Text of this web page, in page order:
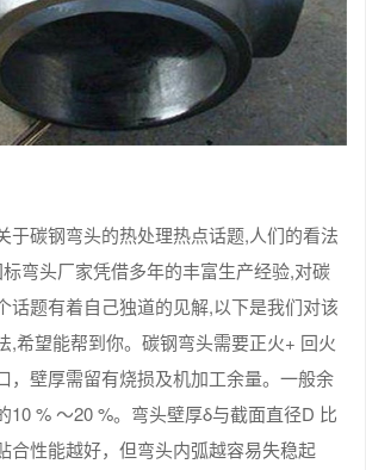
于碳钢弯头的热处理热点话题,人们的看法
弯头厂家凭借多年的丰富生产经验,对碳
话题有着自己独道的见解,以下是我们对该
,希望能帮到你。碳钢弯头需要正火+ 回火
，壁厚需留有烧损及机加工余量。一般余
10 % ～20 %。弯头壁厚δ与截面直径D 比
合性能越好，但弯头内弧越容易失稳起